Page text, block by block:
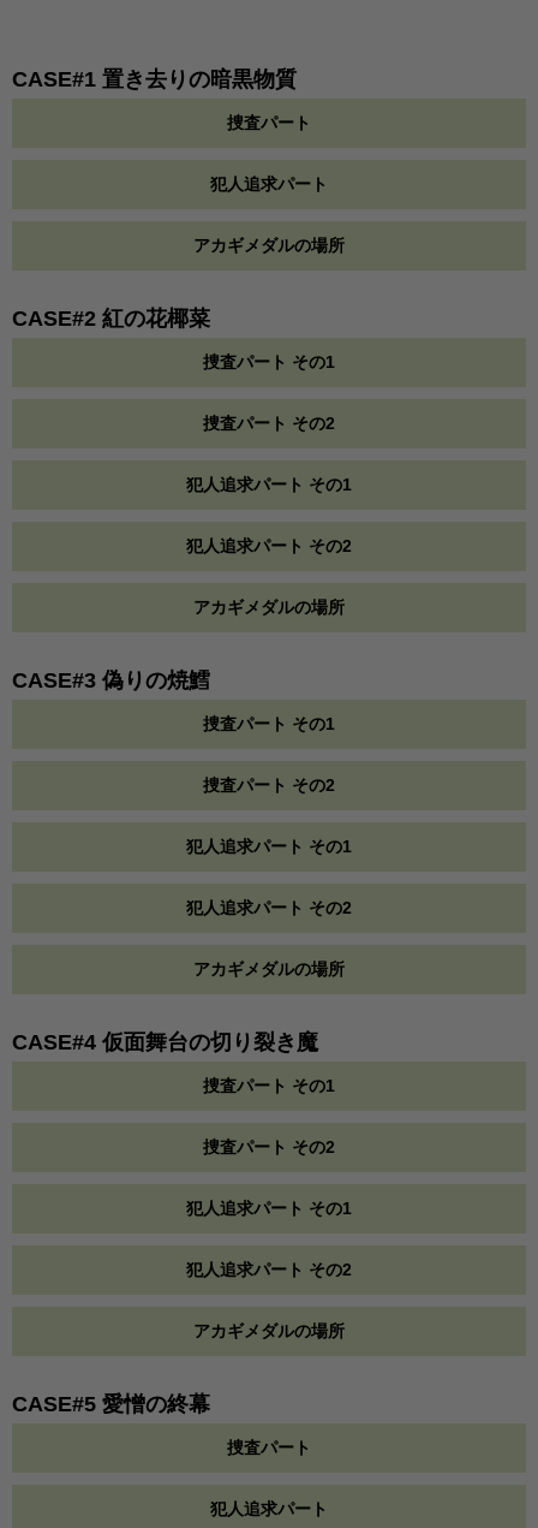
CASE#1 置き去りの暗黒物質
捜査パート
犯人追求パート
アカギメダルの場所
CASE#2 紅の花椰菜
捜査パート その1
捜査パート その2
犯人追求パート その1
犯人追求パート その2
アカギメダルの場所
CASE#3 偽りの焼鱈
捜査パート その1
捜査パート その2
犯人追求パート その1
犯人追求パート その2
アカギメダルの場所
CASE#4 仮面舞台の切り裂き魔
捜査パート その1
捜査パート その2
犯人追求パート その1
犯人追求パート その2
アカギメダルの場所
CASE#5 愛憎の終幕
捜査パート
犯人追求パート